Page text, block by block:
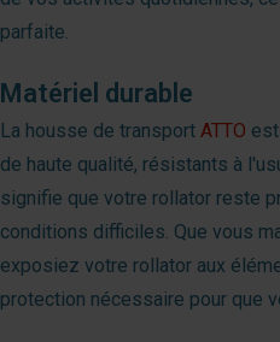
parfaite.
Matériel durable
La housse de transport ATTO
de haute qualité, résistants à
signifie que votre rollator reste
conditions difficiles. Que vous
exposiez votre rollator aux
protection nécessaire pour que